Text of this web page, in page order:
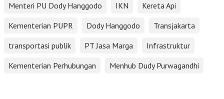
Menteri PU Dody Hanggodo
IKN
Kereta Api
Kementerian PUPR
Dody Hanggodo
Transjakarta
transportasi publik
PT Jasa Marga
Infrastruktur
Kementerian Perhubungan
Menhub Dudy Purwagandhi